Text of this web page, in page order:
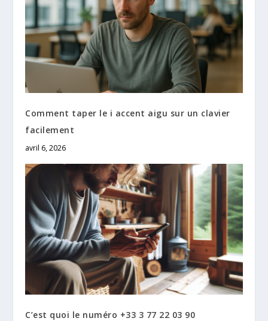
Comment taper le i accent aigu sur un clavier
facilement
avril 6, 2026
C’est quoi le numéro +33 3 77 22 03 90​